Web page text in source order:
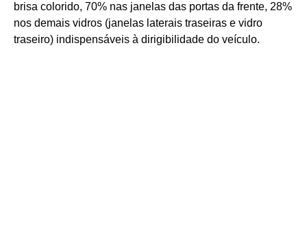
brisa colorido, 70% nas janelas das portas da frente, 28%
nos demais vidros (janelas laterais traseiras e vidro
traseiro) indispensáveis à dirigibilidade do veículo.